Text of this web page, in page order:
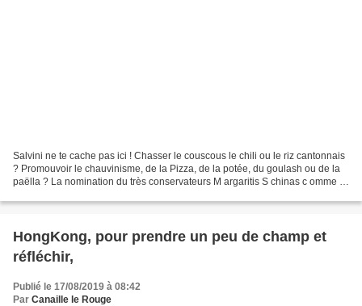
Salvini ne te cache pas ici ! Chasser le couscous le chili ou le riz cantonnais
? Promouvoir le chauvinisme, de la Pizza, de la potée, du goulash ou de la
paëlla ? La nomination du très conservateurs M argaritis S chinas c omme C
HongKong, pour prendre un peu de champ et
réfléchir,
Publié le 17/08/2019 à 08:42
Par Canaille le Rouge